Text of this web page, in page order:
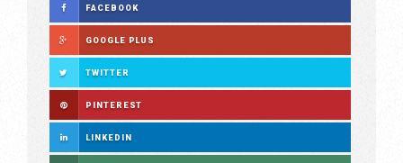
FACEBOOK
GOOGLE PLUS
TWITTER
PINTEREST
LINKEDIN